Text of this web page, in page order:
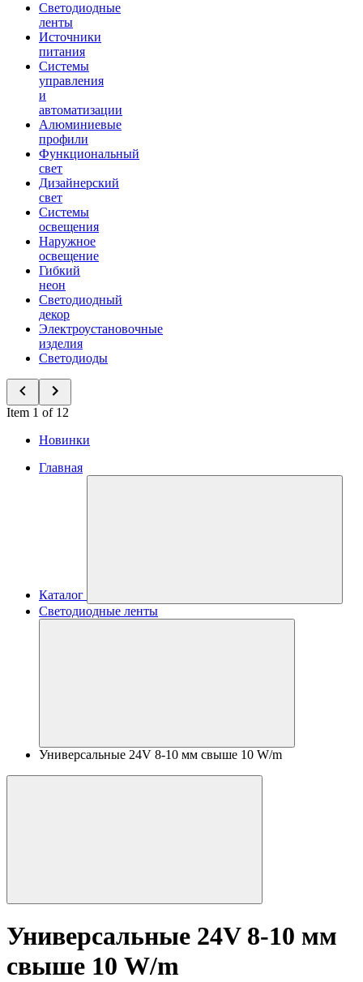
Светодиодные
ленты
Источники
питания
Системы
управления
и
автоматизации
Алюминиевые
профили
Функциональный
свет
Дизайнерский
свет
Системы
освещения
Наружное
освещение
Гибкий
неон
Светодиодный
декор
Электроустановочные
изделия
Светодиоды
Item 1 of 12
Новинки
Главная
Каталог
Светодиодные ленты
Универсальные 24V 8-10 мм свыше 10 W/m
Универсальные 24V 8-10 мм
свыше 10 W/m